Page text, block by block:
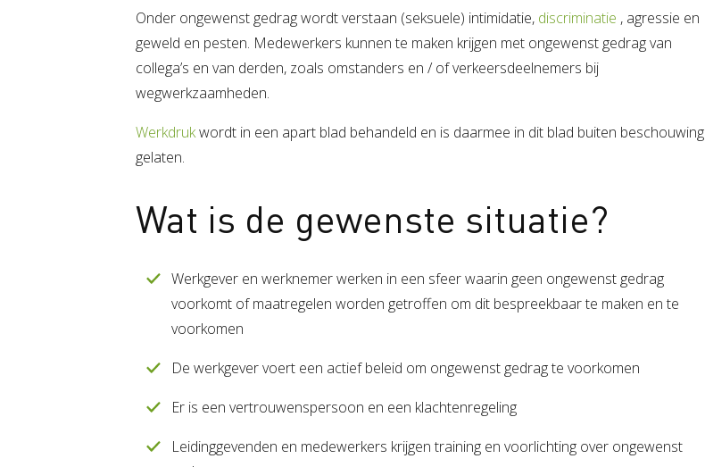
Onder ongewenst gedrag wordt verstaan (seksuele) intimidatie, discriminatie , agressie en
geweld en pesten. Medewerkers kunnen te maken krijgen met ongewenst gedrag van
collega’s en van derden, zoals omstanders en / of verkeersdeelnemers bij
wegwerkzaamheden.
Werkdrukwordt in een apart blad behandeld en is daarmee in dit blad buiten beschouwing
gelaten.
Wat is de gewenste situatie?
Werkgever en werknemer werken in een sfeer waarin geen ongewenst gedrag
voorkomt of maatregelen worden getroffen om dit bespreekbaar te maken en te
voorkomen
De werkgever voert een actief beleid om ongewenst gedrag te voorkomen
Er is een vertrouwenspersoon en een klachtenregeling
Leidinggevenden en medewerkers krijgen training en voorlichting over ongewenst